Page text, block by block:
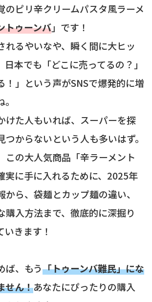
のピリ辛クリームパスタ風ラーメ
トゥーンバ」です！
れるやいなや、瞬く間に大ヒッ
日本でも「どこに売ってるの？」
！」という声がSNSで爆発的に増
けた人もいれば、スーパーを探
つからないという人も多いはず。
この大人気商品「辛ラーメント
実に手に入れるために、2025年
から、袋麺とカップ麺の違い、
購入方法まで、徹底的に深掘り
いきます！
ば、もう「トゥーンバ難民」にな
せん！あなたにぴったりの購入